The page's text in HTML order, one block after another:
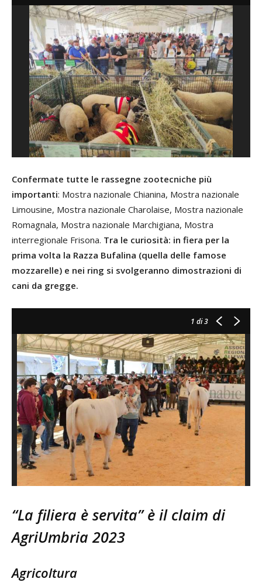
Confermate tutte le rassegne zootecniche più
importanti: Mostra nazionale Chianina, Mostra nazionale
Limousine, Mostra nazionale Charolaise, Mostra nazionale
Romagnala, Mostra nazionale Marchigiana, Mostra
interregionale Frisona. Tra le curiosità: in fiera per la
prima volta la Razza Bufalina (quella delle famose
mozzarelle) e nei ring si svolgeranno dimostrazioni di
cani da gregge.
1 di 3
“La filiera è servita” è il claim di
AgriUmbria 2023
Agricoltura